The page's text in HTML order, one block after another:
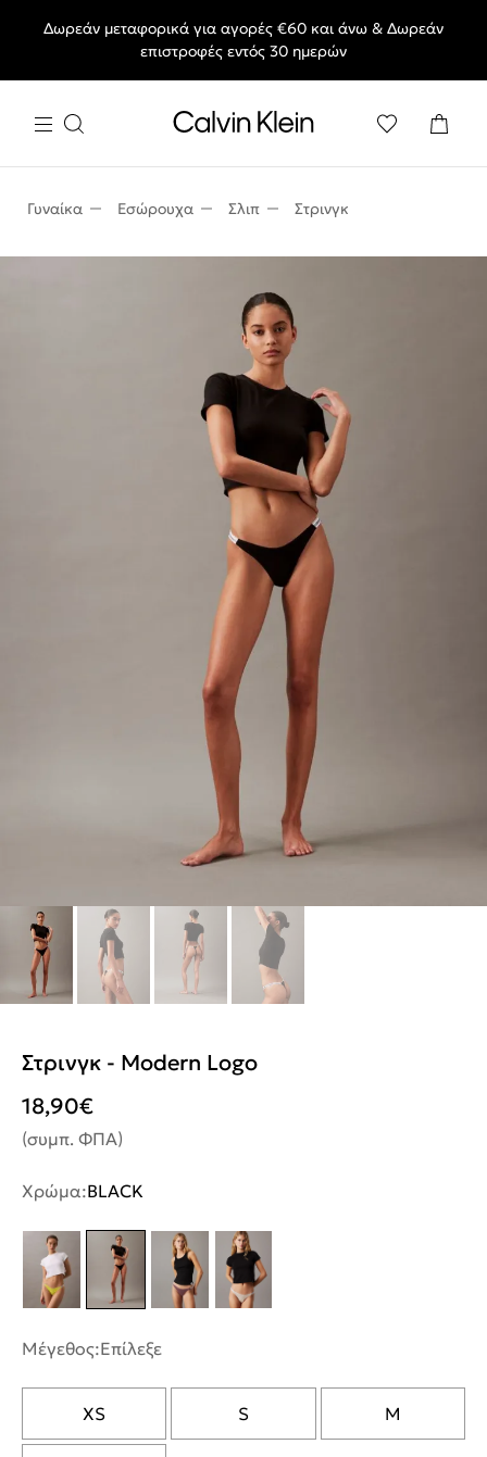
End of Season Deals: Αγαπημένα styles, στις τιμές που θες.
Δωρεάν μεταφορικά για αγορές €60 και άνω & Δωρεάν
επιστροφές εντός 30 ημερών
Γυναίκα Εσώρουχα Σλιπ Στρινγκ
Στρινγκ - Modern Logo
18,90€
(συμπ. ΦΠΑ)
Χρώμα:BLACK
Μέγεθος:Επίλεξε
XS S M